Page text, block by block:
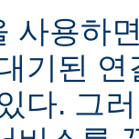
사용하
기된
다. 그